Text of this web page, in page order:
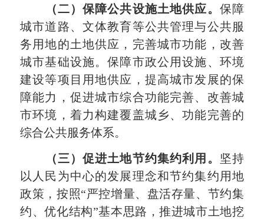
（二）保障公共设施土地供应。 保障
城市道路、文体教育等公共管理与公共服
务用地的土地供应，完善城市功能，改善
城市基础设施。保障市政公用设施、环境
建设等项目用地供应，提高城市发展的保
障能力，促进城市综合功能完善、改善城
市环境，着力构建覆盖城乡、功能完善的
综合公共服务体系。
（三）促进土地节约集约利用。
坚持
以人民为中心的发展理念和节约集约用地
政策，按照“严控增量、盘活存量、节约集
约、优化结构”基本思路，推进城市土地挖